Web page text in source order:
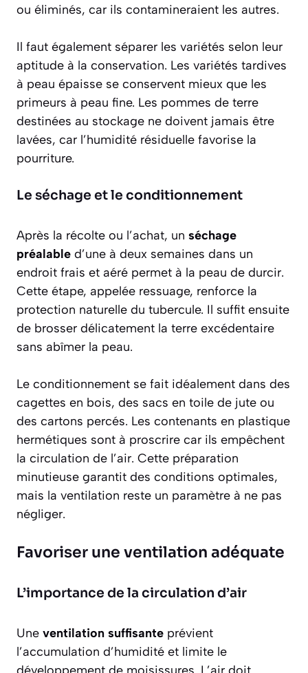
ou éliminés, car ils contamineraient les autres.
Il faut également séparer les variétés selon leur
aptitude à la conservation. Les variétés tardives
à peau épaisse se conservent mieux que les
primeurs à peau fine. Les pommes de terre
destinées au stockage ne doivent jamais être
lavées, car l’humidité résiduelle favorise la
pourriture.
Le séchage et le conditionnement
Après la récolte ou l’achat, un séchage
préalable d’une à deux semaines dans un
endroit frais et aéré permet à la peau de durcir.
Cette étape, appelée ressuage, renforce la
protection naturelle du tubercule. Il suffit ensuite
de brosser délicatement la terre excédentaire
sans abîmer la peau.
Le conditionnement se fait idéalement dans des
cagettes en bois, des sacs en toile de jute ou
des cartons percés. Les contenants en plastique
hermétiques sont à proscrire car ils empêchent
la circulation de l’air. Cette préparation
minutieuse garantit des conditions optimales,
mais la ventilation reste un paramètre à ne pas
négliger.
Favoriser une ventilation adéquate
L’importance de la circulation d’air
Une ventilation suffisante prévient
l’accumulation d’humidité et limite le